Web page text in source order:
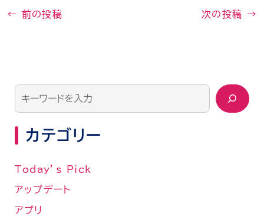
← 前の投稿 次の投稿 →
カテゴリー
Today’s Pick
アップデート
アプリ